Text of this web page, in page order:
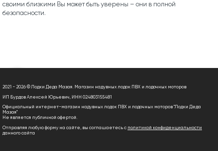
своими близкими Вы может быть уверены – они в полной
безопасности.
2021 - 2026 © Лодки Деда Мазая. Магазин надувных лодок ПВХ и лодочных моторов
ИП Бурдов Алексей Юрьевич, ИНН 024803155481
Официальный интернет-магазин надувных лодок ПВХ и лодочных моторов "Лодки Деда
Мазая"
Не является публичной офертой.
Отправляя любую форму на сайте, вы соглашаетесь с политикой конфиденциальности
данного сайта